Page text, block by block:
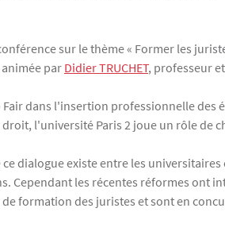
sur le thème « Former les
par Didier TRUCHET, professeur
Fair dans l'insertion professionnelle
l'université Paris 2 joue un rôle de
dialogue existe entre les
Cependant les récentes réformes
formation des juristes et sont en